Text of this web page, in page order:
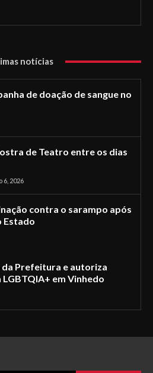
notícias
de doação de sangue no
de Teatro entre os dias
6, 2026
contra o sarampo após
Estado
Prefeitura e autoriza
em Vinhedo